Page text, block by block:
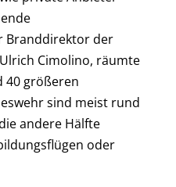
Branddirektor der
Cimolino, räumte
40 größeren
sind meist rund
andere Hälfte
oder